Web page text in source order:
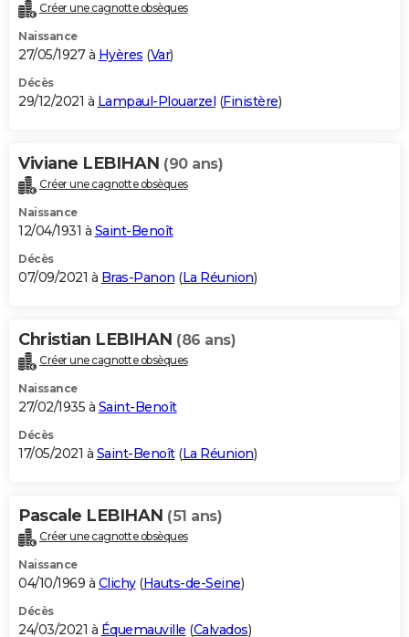
Créer une cagnotte obsèques
Naissance
27/05/1927 à Hyères (Var)
Décès
29/12/2021 à Lampaul-Plouarzel (Finistère)
Viviane LEBIHAN (90 ans)
Créer une cagnotte obsèques
Naissance
12/04/1931 à Saint-Benoît
Décès
07/09/2021 à Bras-Panon (La Réunion)
Christian LEBIHAN (86 ans)
Créer une cagnotte obsèques
Naissance
27/02/1935 à Saint-Benoît
Décès
17/05/2021 à Saint-Benoît(La Réunion)
Pascale LEBIHAN (51 ans)
Créer une cagnotte obsèques
Naissance
04/10/1969 à Clichy(Hauts-de-Seine)
Décès
24/03/2021 à Équemauville (Calvados)